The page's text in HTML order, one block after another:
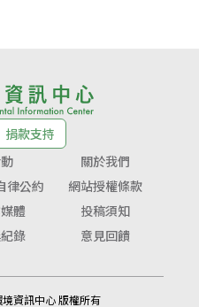
捐款支持
關於我們
律公約
網站授權條款
體
投稿須知
錄 意見回饋
資訊中心 版權所有